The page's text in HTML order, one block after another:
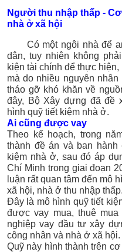
Người thu nhập thấp -
nhà ở xã hội
Có một ngôi nhà để
dân, tuy nhiên không
kiện tài chính để thực
mà do nhiều nguyên
tháo gỡ khó khăn về
đây, Bộ Xây dựng đã đề
hình quỹ tiết kiệm nhà ở.
Ai cũng được vay
Theo kế hoạch, trong
thành đề án và ban
kiệm nhà ở, sau đó áp
Chí Minh trong giai đoạn
luận rất quan tâm đến mô
xã hội, nhà ở thu nhập thấp.
Đây là mô hình quỹ tiết
được vay mua, thuê
nghiệp vay đầu tư xây
công nhân và nhà ở xã hội.
Quỹ này hình thành trên